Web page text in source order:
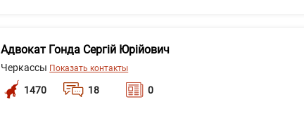
Адвокат Гонда Сергій Юрійович
Черкассы Показать контакты
1470 18 0